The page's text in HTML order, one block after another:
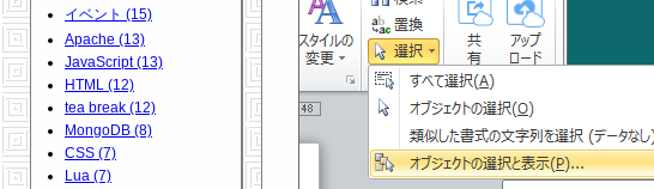
イベント (15)
Apache (13)
JavaScript (13)
HTML (12)
tea break (12)
MongoDB (8)
CSS (7)
Lua (7)